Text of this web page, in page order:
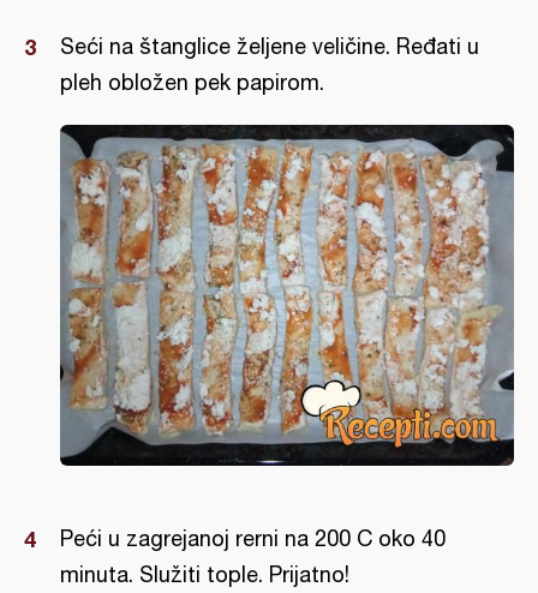
Seći na štanglice željene veličine. Ređati u
pleh obložen pek papirom.
Peći u zagrejanoj rerni na 200 C oko 40
minuta. Služiti tople. Prijatno!